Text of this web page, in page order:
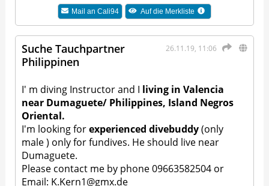
Mail anCali94 Auf die Merkliste
26.11.19, 11:06
Suche Tauchpartner
Philippinen
I' m diving Instructor and I living in Valencia
near Dumaguete/ Philippines, Island Negros
Oriental.
I'm looking forexperienced divebuddy(only
male ) only for fundives. He should live near
Dumaguete.
Please contact me by phone 09663582504 or
Email: K.Kern1@gmx.de